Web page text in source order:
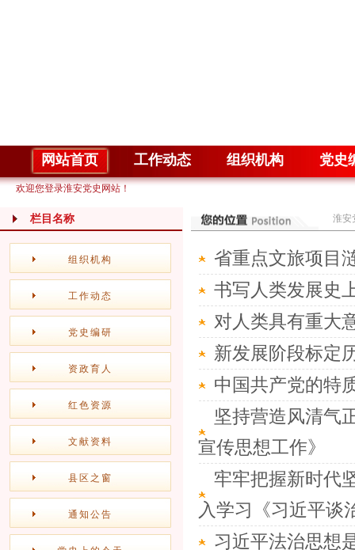
网站首页 工作动态 组织机构 党史
欢迎您登录淮安党史网站！
栏目名称
组织机构
工作动态
党史编研
资政育人
红色资源
文献资料
县区之窗
通知公告
淮安
省重点文旅项目
书写人类发展史
对人类具有重大
新发展阶段标定
中国共产党的特
坚持营造风清气
宣传思想工作》
牢牢把握新时代
入学习《习近平谈
习近平法治思想